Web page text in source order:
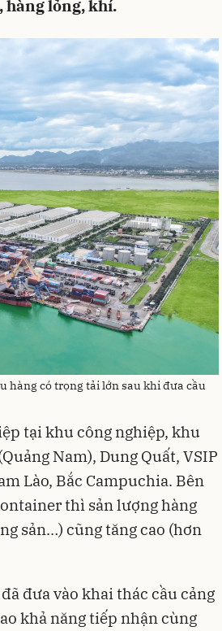
hàng lỏng, khí.
hàng có trọng tải lớn sau khi đưa cầu
tại khu công nghiệp, khu
Nam), Dung Quất, VSIP
Lào, Bắc Campuchia. Bên
thì sản lượng hàng
sản…) cũng tăng cao (hơn
đưa vào khai thác cầu cảng
khả năng tiếp nhận cùng